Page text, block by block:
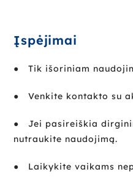
Įspėjimai
● Tik išoriniam
● Venkite kontakto su
● Jei pasireiškia
nutraukite naudojimą.
● Laikykite vaikams